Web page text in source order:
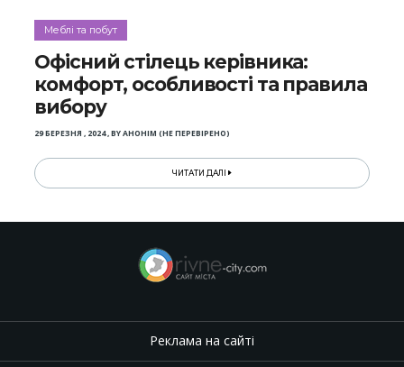
Меблі та побут
Офісний стілець керівника:
комфорт, особливості та правила
вибору
29 БЕРЕЗНЯ , 2024,BYАНОНІМ (НЕ ПЕРЕВІРЕНО)
ЧИТАТИ ДАЛІ
Реклама на сайті